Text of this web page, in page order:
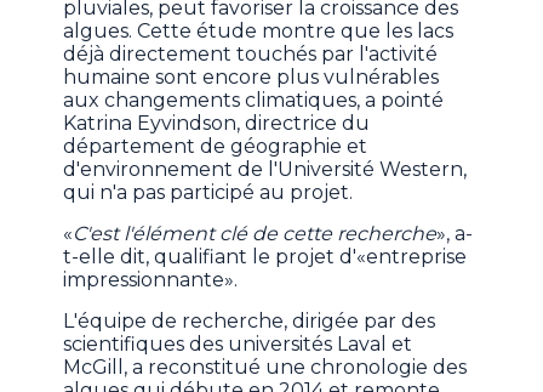
pluviales, peut favoriser la croissance des
algues. Cette étude montre que les lacs
déjà directement touchés par l'activité
humaine sont encore plus vulnérables
aux changements climatiques, a pointé
Katrina Eyvindson, directrice du
département de géographie et
d'environnement de l'Université Western,
qui n'a pas participé au projet.
«C'est l'élément clé de cette recherche», a-
t-elle dit, qualifiant le projet d'«entreprise
impressionnante».
L'équipe de recherche, dirigée par des
scientifiques des universités Laval et
McGill, a reconstitué une chronologie des